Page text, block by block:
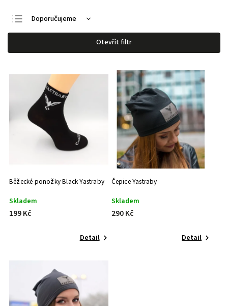
Doporučujeme
Nejlevnější
Nejdražší
Abecedně
Otevřít filtr
Běžecké ponožky Black Yastraby
Skladem
199 Kč
Detail
Čepice Yastraby
Skladem
290 Kč
Detail